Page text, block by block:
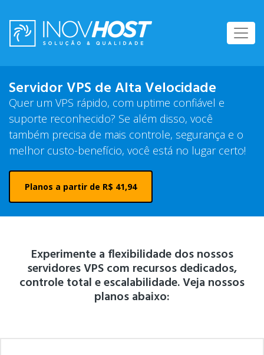
Servidor VPS de Alta Velocidade
Quer um VPS rápido, com uptime confiável e
suporte reconhecido? Se além disso, você
também precisa de mais controle, segurança e o
melhor custo-benefício, você está no lugar certo!
Planos a partir de R$ 41,94
Experimente a flexibilidade dos nossos
servidores VPS com recursos dedicados,
controle total e escalabilidade. Veja nossos
planos abaixo: